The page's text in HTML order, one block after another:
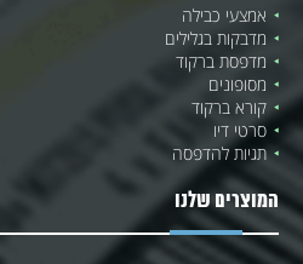
אמצעי כבילה
מדבקות בגלילים
מדפסת ברקוד
מסופונים
קורא ברקוד
סרטי דיו
תגיות להדפסה
המוצרים שלנו